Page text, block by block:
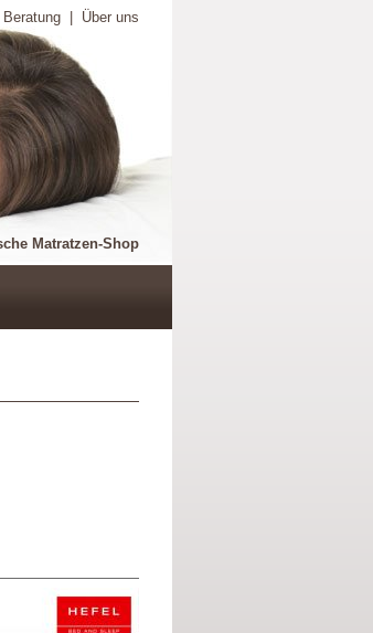
Über uns
Matratzen-Shop